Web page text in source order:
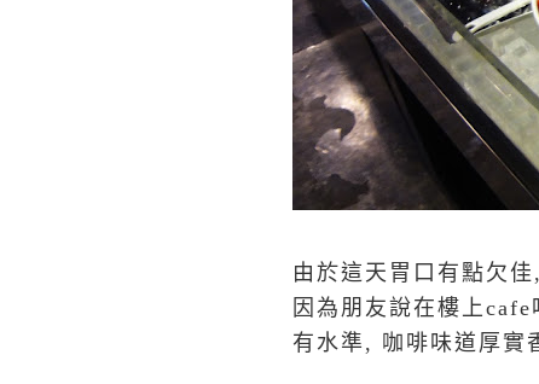
由於這天胃口有點欠
因為朋友說在樓上
有水準, 咖啡味道厚實